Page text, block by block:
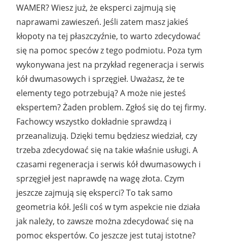
WAMER? Wiesz już, że eksperci zajmują się
naprawami zawieszeń. Jeśli zatem masz jakieś
kłopoty na tej płaszczyźnie, to warto zdecydować
się na pomoc speców z tego podmiotu. Poza tym
wykonywana jest na przykład regeneracja i serwis
kół dwumasowych i sprzęgieł. Uważasz, że te
elementy tego potrzebują? A może nie jesteś
ekspertem? Żaden problem. Zgłoś się do tej firmy.
Fachowcy wszystko dokładnie sprawdzą i
przeanalizują. Dzięki temu będziesz wiedział, czy
trzeba zdecydować się na takie właśnie usługi. A
czasami regeneracja i serwis kół dwumasowych i
sprzęgieł jest naprawdę na wagę złota. Czym
jeszcze zajmują się eksperci? To tak samo
geometria kół. Jeśli coś w tym aspekcie nie działa
jak należy, to zawsze można zdecydować się na
pomoc ekspertów. Co jeszcze jest tutaj istotne?